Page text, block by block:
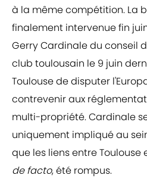
à la même compétition. La
finalement intervenue fin
Gerry Cardinale du conseil
club toulousain le 9 juin
Toulouse de disputer
contrevenir aux
multi-propriété. Cardinale
uniquement impliqué au
que les liens entre
de facto, été rompus.